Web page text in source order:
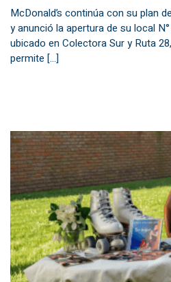
McDonald’s continúa con su plan
y anunció la apertura de su local
ubicado en Colectora Sur y Ruta
permite […]